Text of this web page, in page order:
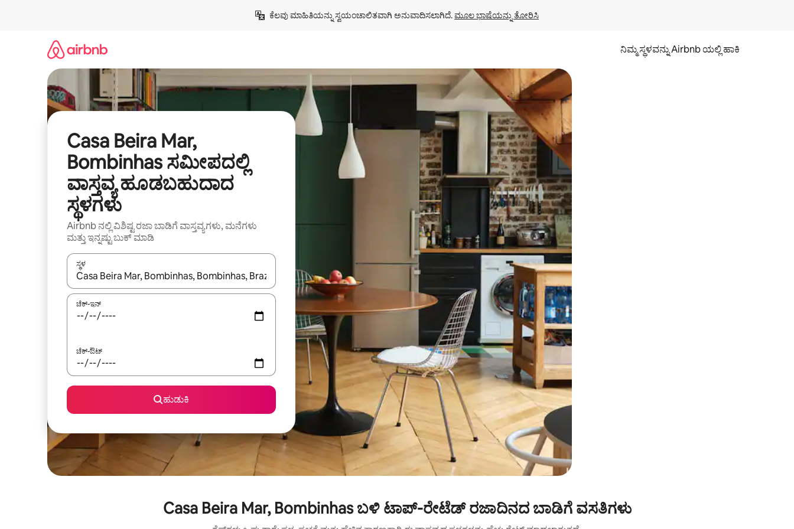
ಕೆಲವು ಮಾಹಿತಿಯನ್ನು ಸ್ವಯಂಚಾಲಿತವಾಗಿ ಅನುವಾದಿಸಲಾಗಿದೆ. ಮೂಲ ಭಾಷೆಯನ್ನು ತೋರಿಸಿ
ನಿಮ್ಮ ಸ್ಥಳವನ್ನು Airbnb ಯಲ್ಲಿ ಹಾಕಿ
Casa Beira Mar,
Bombinhas ಸಮೀಪದಲ್ಲಿ
ವಾಸ್ತವ್ಯ ಹೂಡಬಹುದಾದ
ಸ್ಥಳಗಳು
Airbnb ನಲ್ಲಿ ವಿಶಿಷ್ಟ ರಜಾ ಬಾಡಿಗೆ ವಾಸ್ತವ್ಯಗಳು, ಮನೆಗಳು
ಮತ್ತು ಇನ್ನಷ್ಟು ಬುಕ್ ಮಾಡಿ
ಸ್ಥಳ
ಫಲಿತಾಂಶಗಳು ಲಭ್ಯವಿರುವಾಗ, ಅಪ್ ಮತ್ತು ಡೌನ್ ಬಾಣದ ಕೀಲಿಗಳೊಂದಿಗೆ ನ್ಯಾವಿಗೇಟ್ ಮಾಡಿ ಅಥವಾ ಸ್ಪರ್ಶ ಅಥವಾ ಸ್ವೈಪ್ ಗೆಸ್ಚರ್‌ಗಳ ಮೂಲಕ ಅನ್ವೇಷಿಸಿ.
ಚೆಕ್-ಇನ್
ಚೆಕ್-ಔಟ್
ಹುಡುಕಿ
Casa Beira Mar, Bombinhas ಬಳಿ ಟಾಪ್-ರೇಟೆಡ್ ರಜಾದಿನದ ಬಾಡಿಗೆ ವಸತಿಗಳು